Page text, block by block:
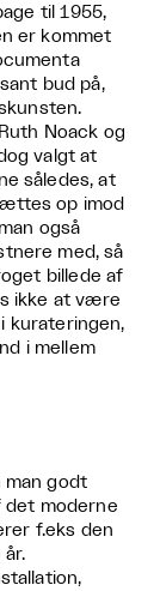
til 1955,
er kommet
bud på,
Noack og
valgt at
således, at
op imod
også
med, så
billede af
ikke at være
kurateringen,
i mellem
man godt
moderne
f.eks den